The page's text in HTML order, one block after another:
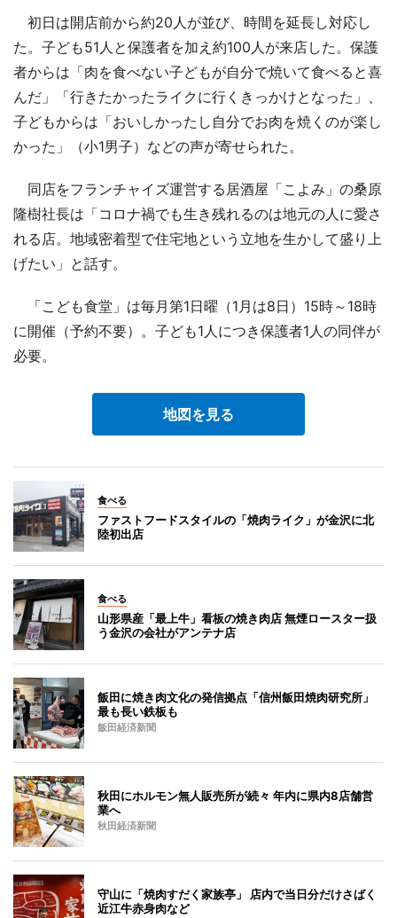
初日は開店前から約20人が並び、時間を延長し対応し
た。子ども51人と保護者を加え約100人が来店した。保護
者からは「肉を食べない子どもが自分で焼いて食べると喜
んだ」「行きたかったライクに行くきっかけとなった」、
子どもからは「おいしかったし自分でお肉を焼くのが楽し
かった」（小1男子）などの声が寄せられた。
同店をフランチャイズ運営する居酒屋「こよみ」の桑原
隆樹社長は「コロナ禍でも生き残れるのは地元の人に愛さ
れる店。地域密着型で住宅地という立地を生かして盛り上
げたい」と話す。
「こども食堂」は毎月第1日曜（1月は8日）15時～18時
に開催（予約不要）。子ども1人につき保護者1人の同伴が
必要。
地図を見る
食べる
ファストフードスタイルの「焼肉ライク」が金沢に北
陸初出店
食べる
山形県産「最上牛」看板の焼き肉店 無煙ロースター扱
う金沢の会社がアンテナ店
飯田に焼き肉文化の発信拠点「信州飯田焼肉研究所」
最も長い鉄板も
飯田経済新聞
秋田にホルモン無人販売所が続々 年内に県内8店舗営
業へ
秋田経済新聞
守山に「焼肉すだく家族亭」 店内で当日分だけさばく
近江牛赤身肉など